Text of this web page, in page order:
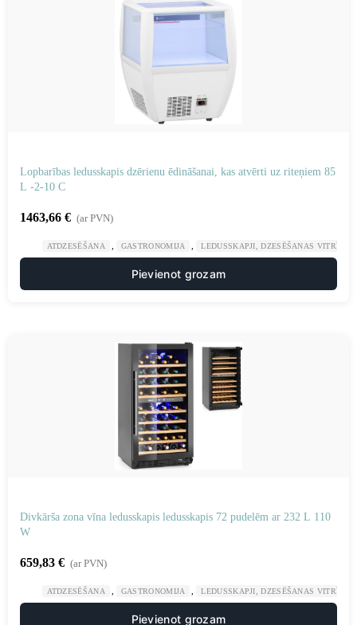
Lopbarības ledusskapis dzērienu ēdināšanai, kas atvērti uz riteņiem 85
L -2-10 C
1463,66 € (ar PVN)
ATDZESĒŠANA GASTRONOMIJA LEDUSSKAPJI, DZESĒŠANAS VITRĪNAS
Pievienot grozam
Divkārša zona vīna ledusskapis ledusskapis 72 pudelēm ar 232 L 110
W
659,83 € (ar PVN)
ATDZESĒŠANA GASTRONOMIJA LEDUSSKAPJI, DZESĒŠANAS VITRĪNAS
Pievienot grozam